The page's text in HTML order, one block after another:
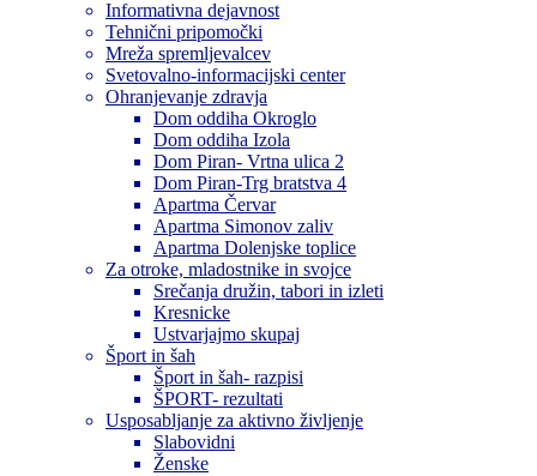
Informativna dejavnost
Tehnični pripomočki
Mreža spremljevalcev
Svetovalno-informacijski center
Ohranjevanje zdravja
Dom oddiha Okroglo
Dom oddiha Izola
Dom Piran- Vrtna ulica 2
Dom Piran-Trg bratstva 4
Apartma Červar
Apartma Simonov zaliv
Apartma Dolenjske toplice
Za otroke, mladostnike in svojce
Srečanja družin, tabori in izleti
Kresnicke
Ustvarjajmo skupaj
Šport in šah
Šport in šah- razpisi
ŠPORT- rezultati
Usposabljanje za aktivno življenje
Slabovidni
Ženske